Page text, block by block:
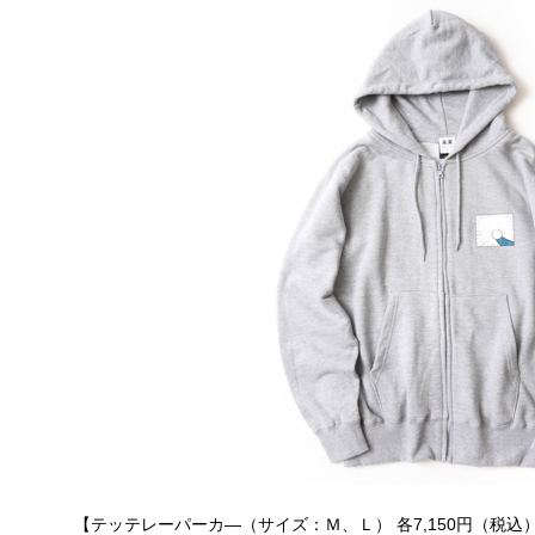
【テッテレーパーカ―（サイズ：Ｍ、Ｌ） 各7,150円（税込